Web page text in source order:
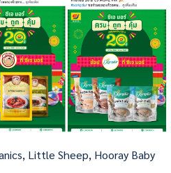
Little Sheep, Hooray Baby